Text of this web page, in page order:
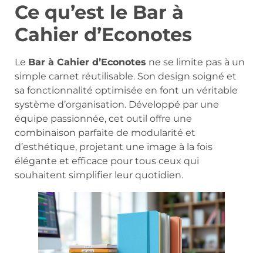
Ce qu’est le Bar à
Cahier d’Econotes
Le Bar à Cahier d’Econotes ne se limite pas à un
simple carnet réutilisable. Son design soigné et
sa fonctionnalité optimisée en font un véritable
système d’organisation. Développé par une
équipe passionnée, cet outil offre une
combinaison parfaite de modularité et
d’esthétique, projetant une image à la fois
élégante et efficace pour tous ceux qui
souhaitent simplifier leur quotidien.